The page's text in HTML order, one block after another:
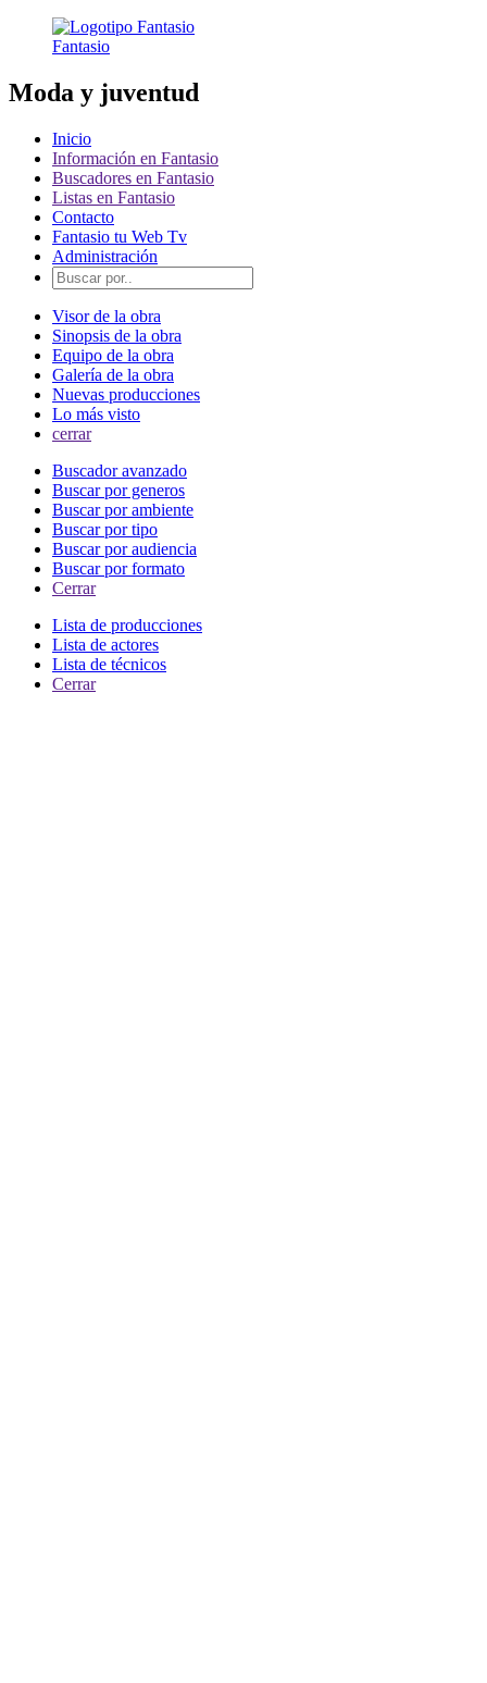
Fantasio
Moda y juventud
Inicio
Información en Fantasio
Buscadores en Fantasio
Listas en Fantasio
Contacto
Fantasio tu Web Tv
Administración
Visor de la obra
Sinopsis de la obra
Equipo de la obra
Galería de la obra
Nuevas producciones
Lo más visto
cerrar
Buscador avanzado
Buscar por generos
Buscar por ambiente
Buscar por tipo
Buscar por audiencia
Buscar por formato
Cerrar
Lista de producciones
Lista de actores
Lista de técnicos
Cerrar